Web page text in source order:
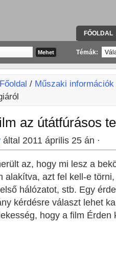
FŐOLDAL
Témák:
Főoldal / Műszaki információk
az útátfúrásos
által 2011 április 25 án ·
az, hogy mi lesz a
alakítva, azt fel kell-e
hálózatot, stb. Egy
kérdésre választ lehet
hogy a film